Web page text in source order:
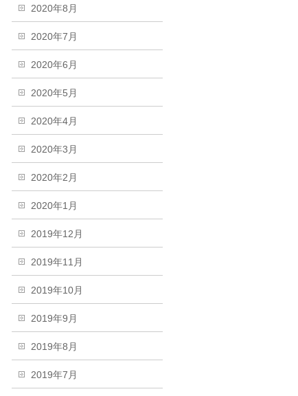
2020年8月
2020年7月
2020年6月
2020年5月
2020年4月
2020年3月
2020年2月
2020年1月
2019年12月
2019年11月
2019年10月
2019年9月
2019年8月
2019年7月